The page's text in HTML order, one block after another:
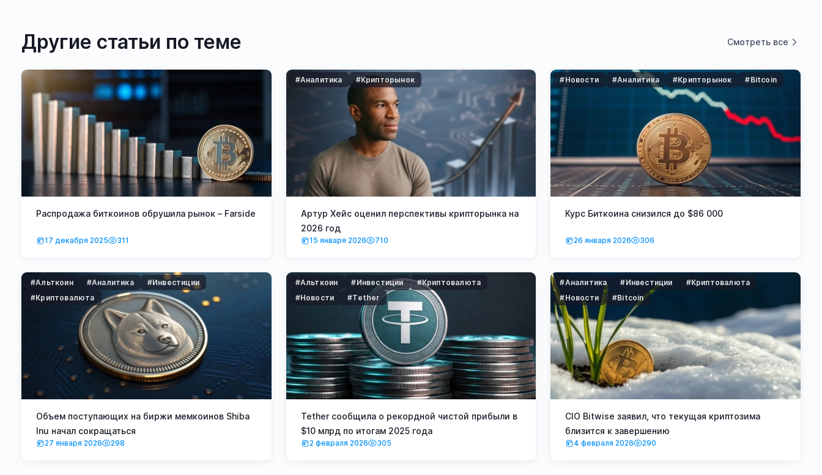
Другие статьи по теме Смотреть все
17 декабря 2025 311
Распродажа биткоинов обрушила рынок – Farside
#Аналитика #Крипторынок
15 января 2026 710
Артур Хейс оценил перспективы крипторынка на
2026 год
#Новости #Аналитика #Крипторынок #Bitcoin
26 января 2026 306
Курс Биткоина снизился до $86 000
#Альткоин #Аналитика
#Инвестиции
#Криптовалюта
27 января 2026 298
Объем поступающих на биржи мемкоинов Shiba
Inu начал сокращаться
#Альткоин #Инвестиции
#Криптовалюта
#Новости
#Tether
2 февраля 2026 305
Tether сообщила о рекордной чистой прибыли в
$10 млрд по итогам 2025 года
#Аналитика #Инвестиции
#Криптовалюта
#Новости
#Bitcoin
4 февраля 2026 290
CIO Bitwise заявил, что текущая криптозима
близится к завершению